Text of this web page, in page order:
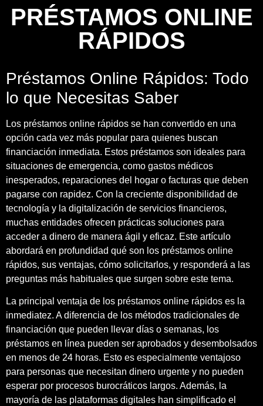
PRÉSTAMOS ONLINE
RÁPIDOS
Préstamos Online Rápidos: Todo
lo que Necesitas Saber
Los préstamos online rápidos se han convertido en una
opción cada vez más popular para quienes buscan
financiación inmediata. Estos préstamos son ideales para
situaciones de emergencia, como gastos médicos
inesperados, reparaciones del hogar o facturas que deben
pagarse con rapidez. Con la creciente disponibilidad de
tecnología y la digitalización de servicios financieros,
muchas entidades ofrecen prácticas soluciones para
acceder a dinero de manera ágil y eficaz. Este artículo
abordará en profundidad qué son los préstamos online
rápidos, sus ventajas, cómo solicitarlos, y responderá a las
preguntas más habituales que surgen sobre este tema.
La principal ventaja de los préstamos online rápidos es la
inmediatez. A diferencia de los métodos tradicionales de
financiación que pueden llevar días o semanas, los
préstamos en línea pueden ser aprobados y desembolsados
en menos de 24 horas. Esto es especialmente ventajoso
para personas que necesitan dinero urgente y no pueden
esperar por procesos burocráticos largos. Además, la
mayoría de las plataformas digitales han simplificado el